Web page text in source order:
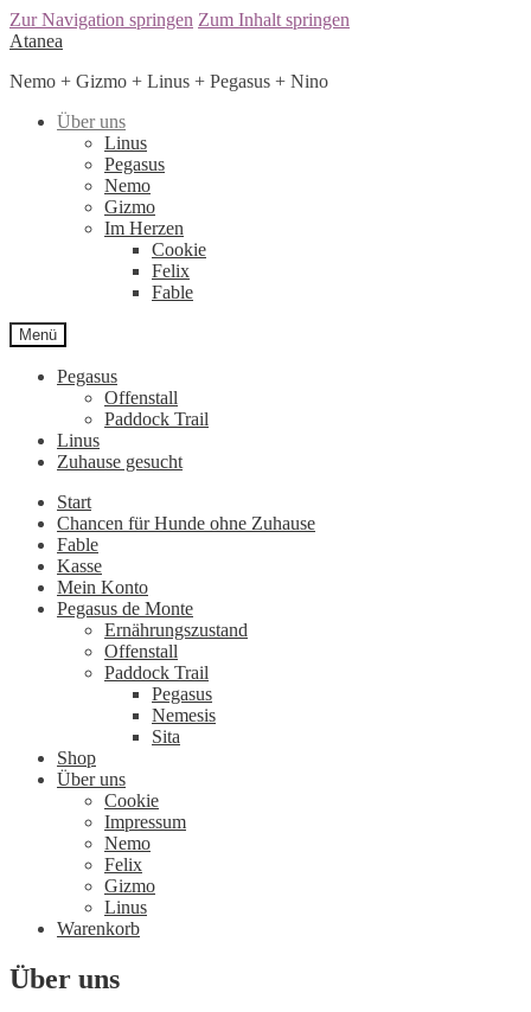
Zur Navigation springen Zum Inhalt springen
Atanea
Nemo + Gizmo + Linus + Pegasus + Nino
Über uns
Linus
Pegasus
Nemo
Gizmo
Im Herzen
Cookie
Felix
Fable
Menü
Pegasus
Offenstall
Paddock Trail
Linus
Zuhause gesucht
Start
Chancen für Hunde ohne Zuhause
Fable
Kasse
Mein Konto
Pegasus de Monte
Ernährungszustand
Offenstall
Paddock Trail
Pegasus
Nemesis
Sita
Shop
Über uns
Cookie
Impressum
Nemo
Felix
Gizmo
Linus
Warenkorb
Über uns